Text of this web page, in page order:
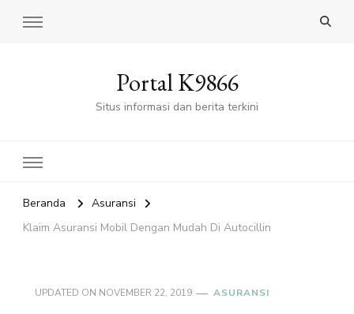
Portal K9866
Situs informasi dan berita terkini
Beranda
Asuransi
Klaim Asuransi Mobil Dengan Mudah Di Autocillin
UPDATED ON NOVEMBER 22, 2019 ASURANSI